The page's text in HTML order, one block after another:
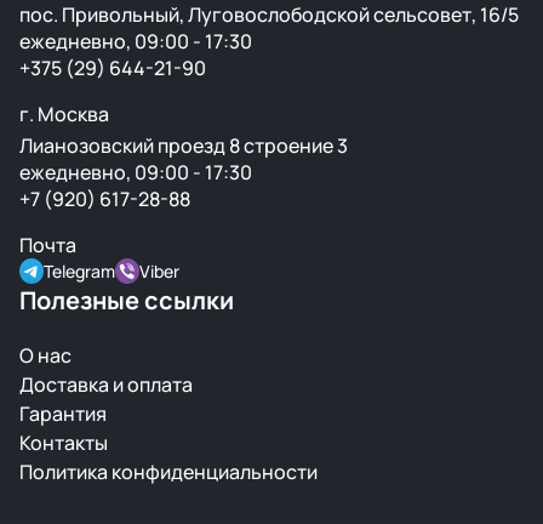
пос. Привольный, Луговослободской сельсовет, 16/5
ежедневно, 09:00 - 17:30
+375 (29) 644-21-90
г. Москва
Лианозовский проезд 8 строение 3
ежедневно, 09:00 - 17:30
+7 (920) 617-28-88
Почта
Telegram Viber
Полезные ссылки
О нас
Доставка и оплата
Гарантия
Контакты
Политика конфиденциальности